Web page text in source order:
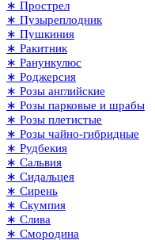
∗ Прострел
∗ Пузыреплодник
∗ Пушкиния
∗ Ракитник
∗ Ранункулюс
∗ Роджерсия
∗ Розы английские
∗ Розы парковые и шрабы
∗ Розы плетистые
∗ Розы чайно-гибридные
∗ Рудбекия
∗ Сальвия
∗ Сидальцея
∗ Сирень
∗ Скумпия
∗ Слива
∗ Смородина